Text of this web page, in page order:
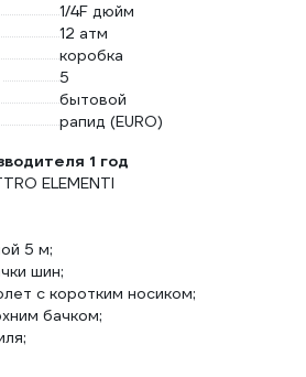
1/4F дюйм
12 атм
коробка
5
бытовой
рапид (EURO)
1 год
ELEMENTI
5 м;
шин;
с коротким носиком;
бачком;